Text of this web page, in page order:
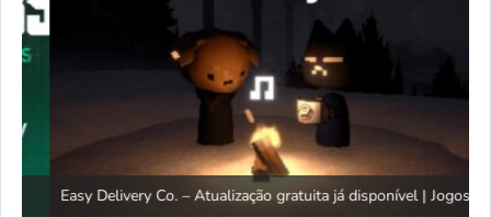
Easy Delivery Co. – Atualização gratuita já disponível | Jogos PS5